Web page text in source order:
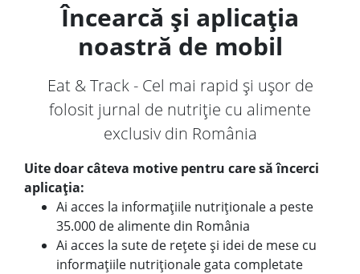
Încearcă și aplicația
noastră de mobil
Eat & Track - Cel mai rapid și ușor de
folosit jurnal de nutriție cu alimente
exclusiv din România
Uite doar câteva motive pentru care să încerci
aplicația:
Ai acces la informațiile nutriționale a peste
35.000 de alimente din România
Ai acces la sute de rețete și idei de mese cu
informațiile nutriționale gata completate